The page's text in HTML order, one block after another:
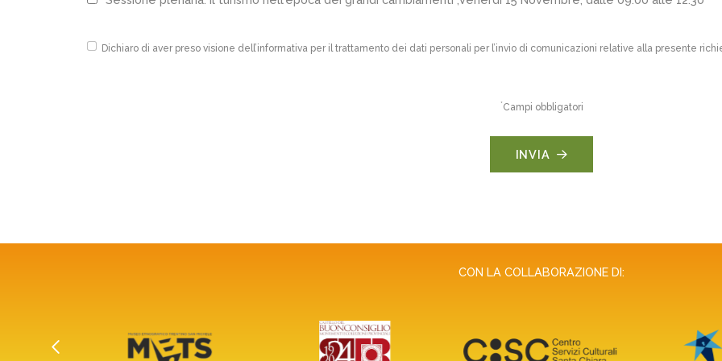
Dichiaro di aver preso visione dell’informativa per il trattamento dei dati personali per l’invio di comunicazioni relative alla presente
* Campi obbligatori
INVIA
CON LA COLLABORAZIONE DI: